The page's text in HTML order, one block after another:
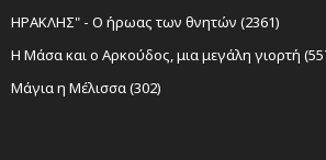
ΗΡΑΚΛΗΣ" - Ο ήρωας των θνητών (2361)
Η Μάσα και ο Αρκούδος, μια μεγάλη γιορτή
Μάγια η Μέλισσα (302)